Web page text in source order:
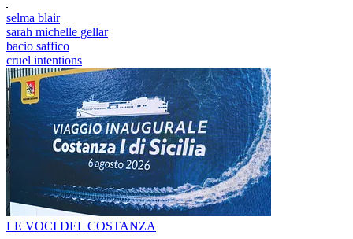
selma blair
sarah michelle gellar
bacio saffico
cruel intentions
LE VOCI DEL COSTANZA